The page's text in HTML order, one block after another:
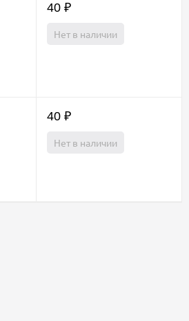
40 ₽
Нет в наличии
40 ₽
Нет в наличии